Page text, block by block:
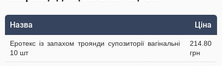
Назва Ціна
Еротекс із запахом троянди супозиторії вагінальні
10 шт
214.80
грн